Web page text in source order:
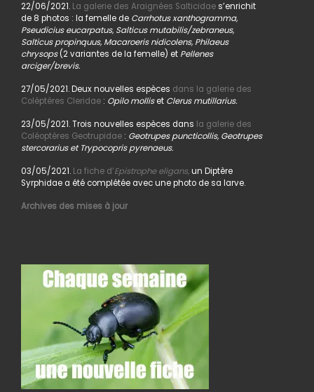
22/06/2021. La galerie des Araignées Salticidaes’enrichit
de 8 photos : la femelle de Carrhotus xanthogramma,
Pseudicius eucarpatus, Salticus mutabilis/zebraneus,
Salticus propinquus, Macaroeris nidicolens, Philaeus
chrysops(2 variantes de la femelle) et Pellenes
arciger/brevis.
27/05/2021. Deux nouvelles espèces dans la galerie des
Coléptères Cleridae: Opilo molliset Clerus mutillarius.
23/05/2021. Trois nouvelles espèces dans la galerie des
Coléoptères Geotrupidae: Geotrupes puncticollis, Geotrupes
stercorarius et Trypocopris pyrenaeus.
03/05/2021. La fiche d’Epistrophe eligans,un Diptère
Syrphidae a été complétée avec une photo de sa larve.
Archives des mises à jour